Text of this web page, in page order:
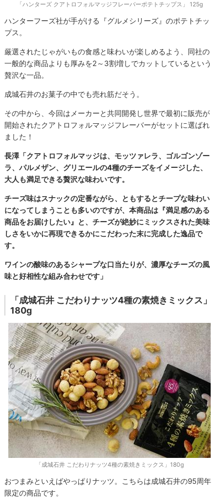
「ハンターズ クアトロフォルマッジフレーバーポテトチップス」 125g
ハンターフーズ社が手がける『グルメシリーズ』のポテトチッ
プス。
厳選されたじゃがいもの食感と味わいが楽しめるよう、同社の
一般的な商品よりも厚みを2～3割増しでカットしているという
贅沢な一品。
成城石井のお菓子の中でも売れ筋だそう。
その中から、今回はメーカーと共同開発し世界で最初に販売が
開始されたクアトロフォルマッジフレーバーがセットに選ばれ
ました！
長澤「クアトロフォルマッジは、モッツァレラ、ゴルゴンゾー
ラ、パルメザン、グリエールの4種のチーズをイメージした、
大人も満足できる贅沢な味わいです。
チーズ味はスナックの定番ながら、ともするとチープな味わい
になってしまうことも多いのですが、本商品は『満足感のある
商品をお届けしたい』と、チーズが絶妙にミックスされた美味
しさをいかに再現できるかにこだわった末に完成した逸品で
す。
ワインの酸味のあるシャープな口当たりが、濃厚なチーズの風
味と好相性な組み合わせです」
「成城石井 こだわりナッツ4種の素焼きミックス」
180g
「成城石井 こだわりナッツ4種の素焼きミックス」180g
おつまみといえばやっぱりナッツ。こちらは成城石井の95周年
限定の商品です。